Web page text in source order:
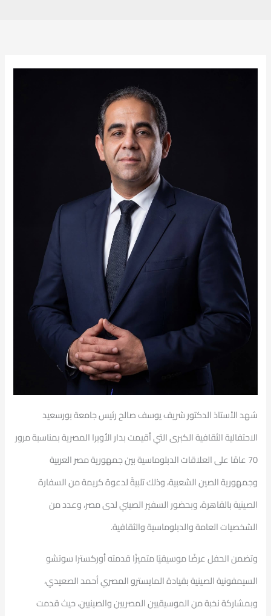
شهد الأستاذ الدكتور شريف يوسف صالح رئيس جامعة بورسعيد
الاحتفالية الثقافية الكبرى التي أقيمت بدار الأوبرا المصرية بمناسبة مرور
70 عامًا على العلاقات الدبلوماسية بين جمهورية مصر العربية
وجمهورية الصين الشعبية، وذلك تلبيةً لدعوة كريمة من السفارة
الصينية بالقاهرة، وبحضور السفير الصيني لدى مصر، وعدد من
الشخصيات العامة والدبلوماسية والثقافية.
وتضمن الحفل عرضًا موسيقيًا متميزًا قدمته أوركسترا سوتشو
السيمفونية الصينية بقيادة المايسترو المصري أحمد الصعيدي،
وبمشاركة نخبة من الموسيقيين المصريين والصينيين، حيث قدمت